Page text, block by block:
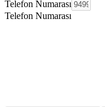
Telefon Numarası
Telefon Numarası